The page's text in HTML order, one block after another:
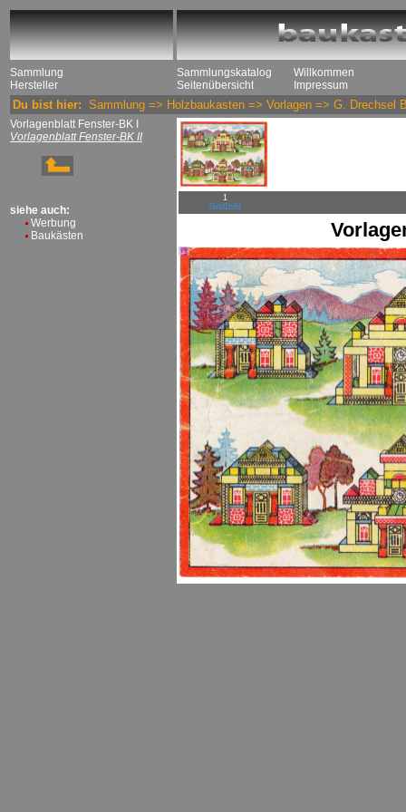
Sammlung
Hersteller
Sammlungskatalog
Seitenübersicht
Willkommen
Impressum
Du bist hier: Sammlung => Holzbaukasten => Vorlagen => G. Drechsel
Vorlagenblatt Fenster-BK I
Vorlagenblatt Fenster-BK II
siehe auch:
Werbung
Baukästen
1
Großbild